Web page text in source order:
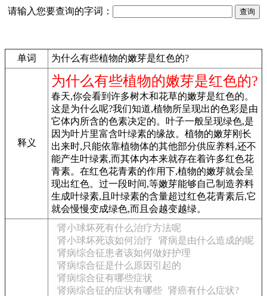
请输入您要查询的字词：
单词 为什么有些植物的嫩芽是红色的?
释义
为什么有些植物的嫩芽是红色的?
春天,你会看到许多树木和花草的嫩芽是红色的。
这是为什么呢?我们知道,植物所呈现出的色彩是由
它体内所含的色素决定的。叶子一般呈现绿色,是
因为叶片里富含叶绿素的缘故。植物的嫩芽刚长
出来时,只能依靠植物体的其他部分供应养料,还不
能产生叶绿素,而其体内本来就存在着许多红色花
青素。在红色花青素的作用下,植物的嫩芽就会呈
现出红色。过一段时间,等嫩芽能够自己制造养料
生成叶绿素,且叶绿素的含量超过红色花青素后,它
就会慢慢变成绿色,而且会越变越绿。
肾小球坏死有什么治疗方法呢
肾小球坏死该如何治疗
肾病是由什么造成的呢
肾病综合征患者该如何做好护理
肾病综合征是什么原因引起的
肾病综合征有哪些症状
肾病综合征的症状有哪些 肾癌有什么症状?